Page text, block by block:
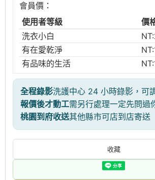
會員價：
使用者等級
價
洗衣小白
有在愛乾淨
有品味的生活
全程錄影洗護中心 24 小時錄影，可
報價後才動工需另行處理一定先問過
桃園到府收送其他縣市可店到店寄送
收藏